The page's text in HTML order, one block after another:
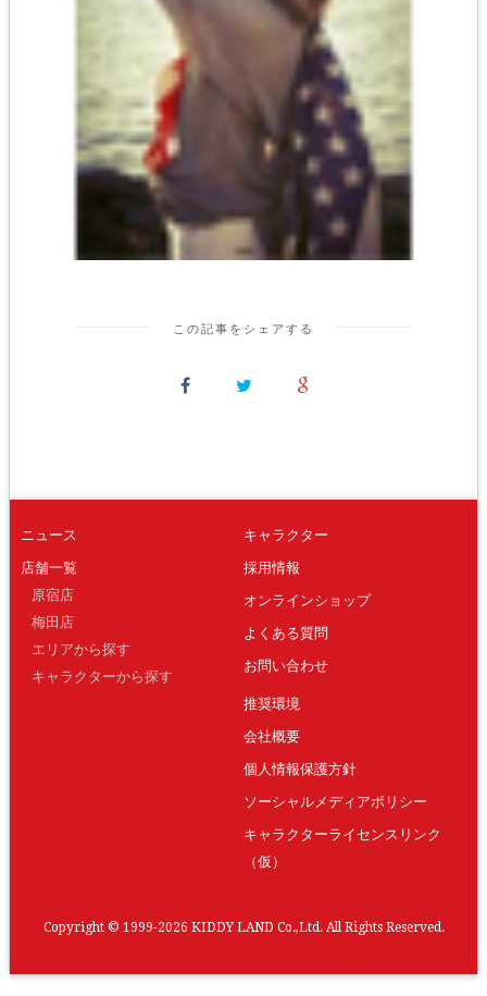
この記事をシェアする
ニュース
店舗一覧
原宿店
梅田店
エリアから探す
キャラクターから探す
キャラクター
採用情報
オンラインショップ
よくある質問
お問い合わせ
推奨環境
会社概要
個人情報保護方針
ソーシャルメディアポリシー
キャラクターライセンスリンク
（仮）
Copyright © 1999-2026 KIDDY LAND Co.,Ltd. All Rights Reserved.